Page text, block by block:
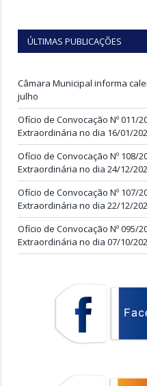
ÚLTIMAS PUBLICAÇÕES
Câmara Municipal informa
julho
Ofício de Convocação Nº 011/
Extraordinária no dia 16/01/
Ofício de Convocação Nº 108/
Extraordinária no dia 24/12/
Ofício de Convocação Nº 107/
Extraordinária no dia 22/12/
Ofício de Convocação Nº 095/
Extraordinária no dia 07/10/